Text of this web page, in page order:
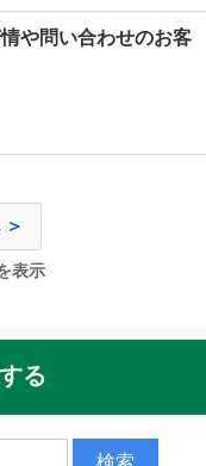
や問い合わせのお客
表示
る